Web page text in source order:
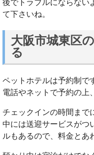
後でトラブルにならない
て下さいね。
大阪市城東区
る
ペットホテルは予約制で
電話やネットで予約の上
チェックインの時間まで
中には送迎サービスがつ
ルもあるので、料金とあ